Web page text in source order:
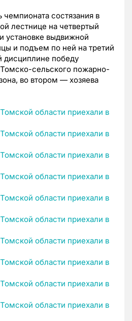
состязания в
лестнице на четвертый
установке выдвижной
и подъем по ней на третий
дисциплине победу
сельского пожарно-
во втором — хозяева